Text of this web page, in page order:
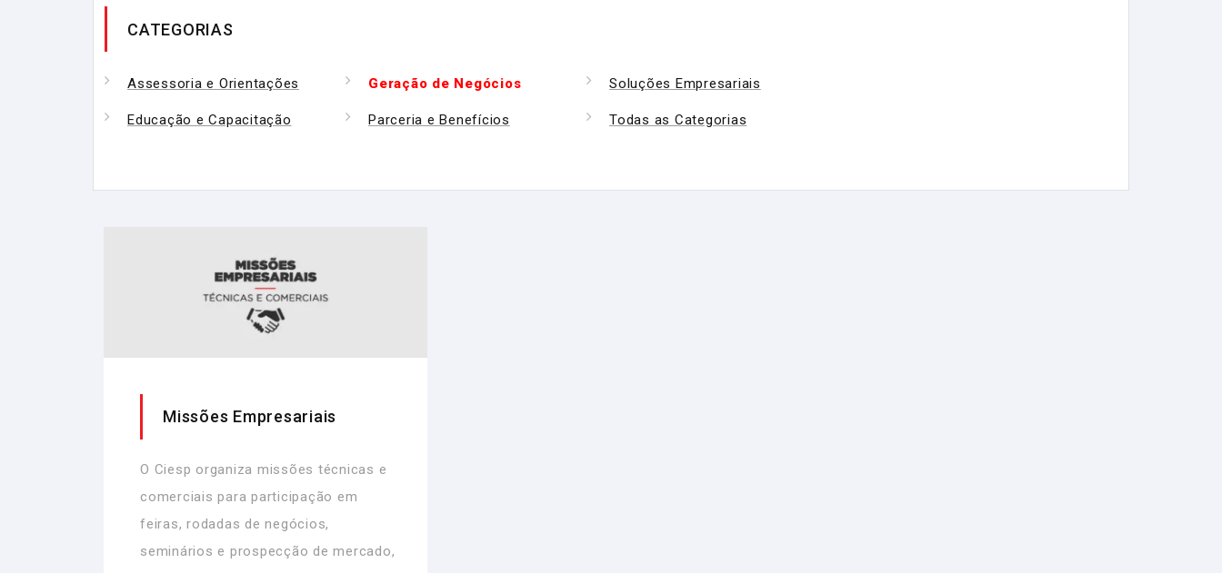
CATEGORIAS
Assessoria e Orientações
Educação e Capacitação
Geração de Negócios
Parceria e Benefícios
Soluções Empresariais
Todas as Categorias
Missões Empresariais
O Ciesp organiza missões técnicas e
comerciais para participação em
feiras, rodadas de negócios,
seminários e prospecção de mercado,